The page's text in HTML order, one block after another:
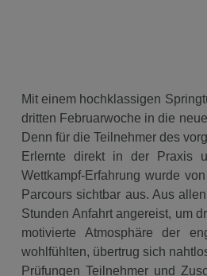
Mit einem hochklassigen
dritten Februarwoche in die
Denn für die Teilnehmer des
Erlernte direkt in der Praxis
Wettkampf-Erfahrung wurde
Parcours sichtbar aus. Aus
Stunden Anfahrt angereist, um
motivierte Atmosphäre der
wohlfühlten, übertrug sich
Prüfungen Teilnehmer und